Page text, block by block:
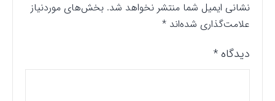
نشانی ایمیل شما منتشر نخواهد شد. بخش‌های موردنیاز
علامت‌گذاری شده‌اند*
دیدگاه*